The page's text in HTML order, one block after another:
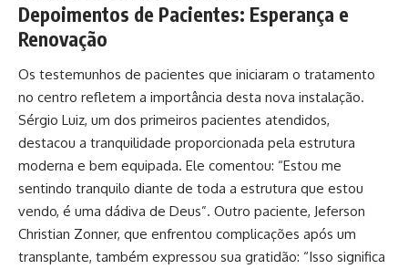
Depoimentos de Pacientes: Esperança e
Renovação
Os testemunhos de pacientes que iniciaram o tratamento
no centro refletem a importância desta nova instalação.
Sérgio Luiz, um dos primeiros pacientes atendidos,
destacou a tranquilidade proporcionada pela estrutura
moderna e bem equipada. Ele comentou: “Estou me
sentindo tranquilo diante de toda a estrutura que estou
vendo, é uma dádiva de Deus”. Outro paciente, Jeferson
Christian Zonner, que enfrentou complicações após um
transplante, também expressou sua gratidão: “Isso significa